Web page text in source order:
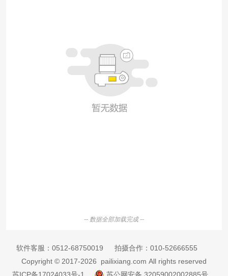
-- 数据全部加载完成 --
软件客服： 0512-68750019 拍摄合作： 010-52666555
Copyright © 2017-2026 pailixiang.com All rights reserved
苏ICP备17024033号-1
苏公网安备 32059002002885号